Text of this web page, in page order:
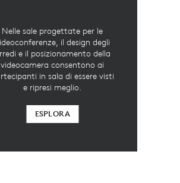
Nelle sale progettate per le
il design degli
e il posizionamento della
videocamera consentono ai
in sala di essere visti
e ripresi meglio.
ESPLORA